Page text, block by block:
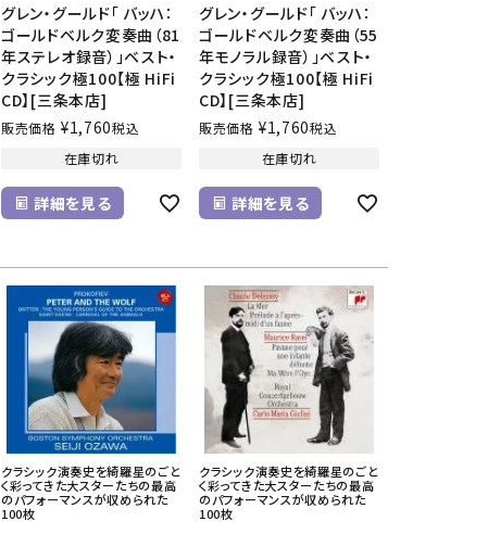
グレン・グールド「 バッハ：
ゴールドベルク変奏曲（81
年ステレオ録音）」ベスト・
クラシック極100【極 HiFi
CD】[三条本店]
販売価格 ¥1,760税込
在庫切れ
詳細を見る
グレン・グールド「 バッハ：
ゴールドベルク変奏曲（55
年モノラル録音）」ベスト・
クラシック極100【極 HiFi
CD】[三条本店]
販売価格 ¥1,760税込
在庫切れ
詳細を見る
クラシック演奏史を綺羅星のごと
く彩ってきた大スターたちの最高
のパフォーマンスが収められた
100枚
クラシック演奏史を綺羅星のごと
く彩ってきた大スターたちの最高
のパフォーマンスが収められた
100枚